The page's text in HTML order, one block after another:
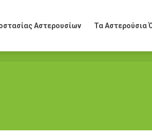
Αστερουσίων Τα Αστερούσια